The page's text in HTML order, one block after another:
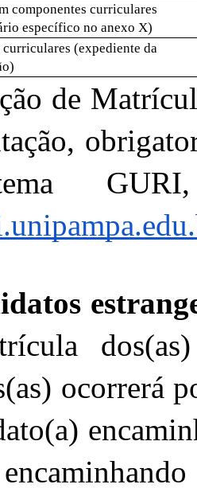
componentes curriculares
específico no anexo X)
(expediente da
de
dos(as)
ocorrerá